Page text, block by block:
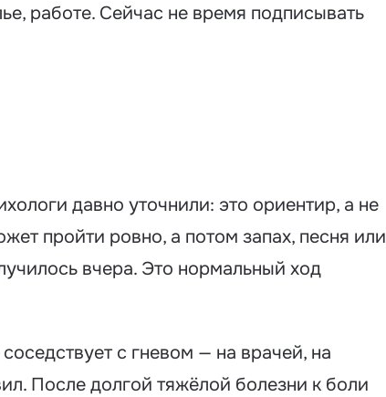
работе. Сейчас не время подписывать
давно уточнили: это ориентир, а не
пройти ровно, а потом запах, песня или
вчера. Это нормальный ход
с гневом — на врачей, на
После долгой тяжёлой болезни к боли